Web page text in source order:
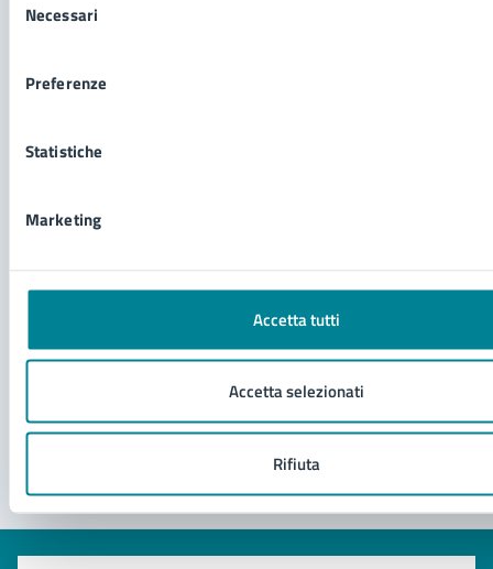
delNecessari
Preferenze
Statistiche
Marketing
Accetta tutti
Accetta selezionati
Rifiuta
Richiesta del certificato di destinazione
Sportello unico delle attività produttive - SUAP